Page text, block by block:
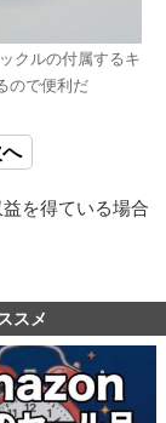
クルの付属するキ
ので便利だ
を得ている場合
スメ